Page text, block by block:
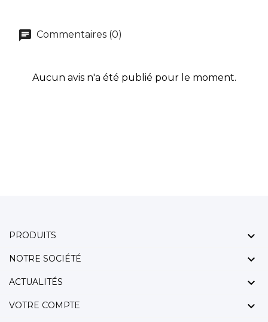
Commentaires (0)
Aucun avis n'a été publié pour le moment.
PRODUITS 
NOTRE SOCIÉTÉ 
ACTUALITÉS 
VOTRE COMPTE 